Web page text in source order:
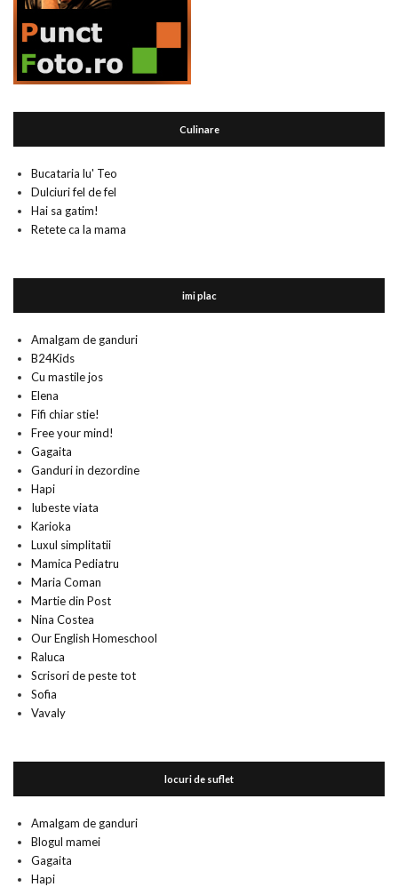
Culinare
Bucataria lu' Teo
Dulciuri fel de fel
Hai sa gatim!
Retete ca la mama
imi plac
Amalgam de ganduri
B24Kids
Cu mastile jos
Elena
Fifi chiar stie!
Free your mind!
Gagaita
Ganduri in dezordine
Hapi
Iubeste viata
Karioka
Luxul simplitatii
Mamica Pediatru
Maria Coman
Martie din Post
Nina Costea
Our English Homeschool
Raluca
Scrisori de peste tot
Sofia
Vavaly
locuri de suflet
Amalgam de ganduri
Blogul mamei
Gagaita
Hapi